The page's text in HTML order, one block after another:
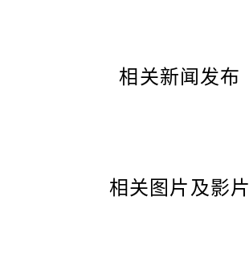
相关新闻发布
相关图片及影片